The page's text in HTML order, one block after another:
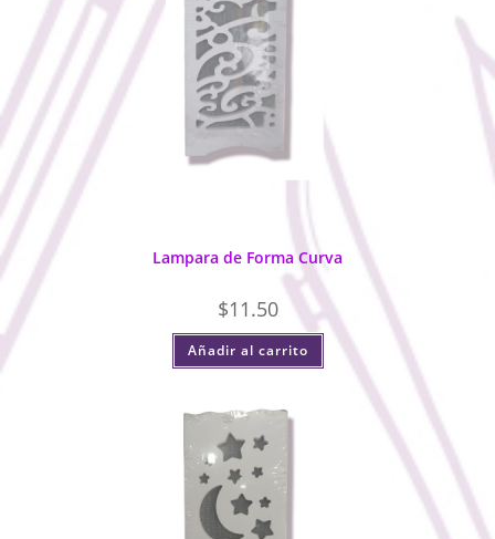
Lampara de Forma Curva
$11.50
Añadir al carrito